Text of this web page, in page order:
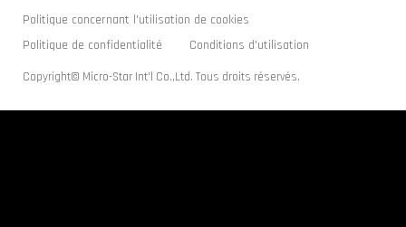
Copyright© Micro-Star Int'l Co.,Ltd. Tous droits réservés.
Politique concernant l'utilisation de cookies
Politique de confidentialité
Conditions d'utilisation